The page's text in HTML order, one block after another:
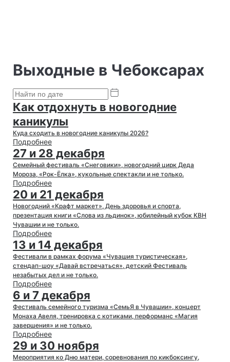
Выходные в Чебоксарах
Как отдохнуть в новогодние
каникулы
Куда сходить в новогодние каникулы 2026?
Подробнее
27 и 28 декабря
Семейный фестиваль «Снеговики», новогодний цирк Деда
Мороза, «Рок-Ёлка», кукольные спектакли и не только.
Подробнее
20 и 21 декабря
Новогодний «Крафт маркет», День здоровья и спорта,
презентация книги «Слова из льдинок», юбилейный кубок КВН
Чувашии и не только.
Подробнее
13 и 14 декабря
Фестивали в рамках форума «Чувашия туристическая»,
стендап-шоу «Давай встречаться», детский Фестиваль
незабытых дел и не только.
Подробнее
6 и 7 декабря
Фестиваль семейного туризма «СемьЯ в Чувашии», концерт
Монаха Авеля, тренировка с котиками, перформанс «Магия
завершения» и не только.
Подробнее
29 и 30 ноября
Мероприятия ко Дню матери, соревнования по кикбоксингу,